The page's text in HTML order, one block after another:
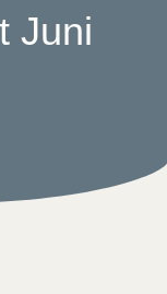
Juni